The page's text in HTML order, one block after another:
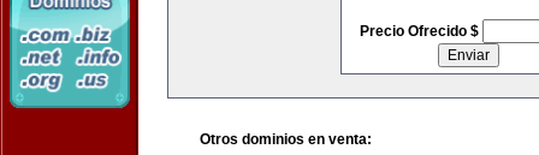
Precio Ofrecido $
Otros dominios en venta: